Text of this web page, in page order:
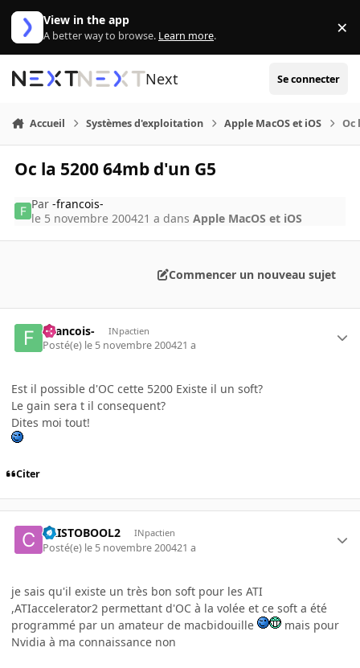
Aller au contenu
View in the app
A better way to browse. Learn more. ×
Next Se connecter
Accueil Systèmes d'exploitation Apple MacOS et iOS Oc
Oc la 5200 64mb d'un G5
Par-francois-
le 5 novembre 200421 a dansApple MacOS et iOS
Commencer un nouveau sujet
-francois- INpactien
Posté(e) le 5 novembre 200421 a
Est il possible d'OC cette 5200 Existe il un soft?
Le gain sera t il consequent?
Dites moi tout!
Citer
CRISTOBOOL2 INpactien
Posté(e) le 5 novembre 200421 a
je sais qu'il existe un très bon soft pour les ATI
,ATIaccelerator2 permettant d'OC à la volée et ce soft a été
programmé par un amateur de macbidouille
mais pour
Nvidia à ma connaissance non